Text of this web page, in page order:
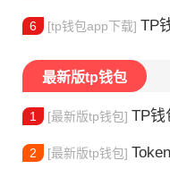
6 [tp钱包app下载] TP钱
最新版tp钱包
1 [最新版tp钱包] TP钱
2 [最新版tp钱包]